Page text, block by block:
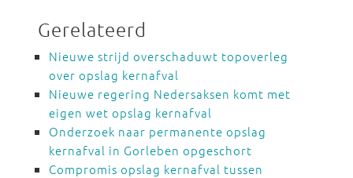
Gerelateerd
Nieuwe strijd overschaduwt topoverleg
over opslag kernafval
Nieuwe regering Nedersaksen komt met
eigen wet opslag kernafval
Onderzoek naar permanente opslag
kernafval in Gorleben opgeschort
Compromis opslag kernafval tussen